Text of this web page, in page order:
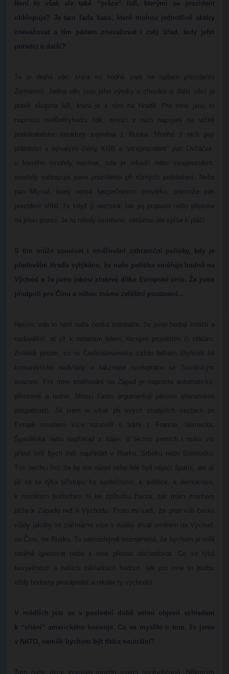
Není to však ale také “práce“ lidí, kterými se prezident
obklopuje? Je tam řada kaus, které mohou jednotlivé aktéry
znevažovat a tím pádem znevažovat i celý úřad, tedy jeho
poradci a další?
To je druhá věc, která mi hodně vadí na našem prezidentu
Zemanovi. Jedna věc jsou jeho výroky a chování a další věcí je
právě skupina lidí, která je s ním na Hradě. Pro mne jsou to
naprosto nedůvěryhodní lidé, mnozí z nich napojeni na určité
podnikatelské struktury zejména z Ruska. Mnohé z nich pojí
přátelství s bývalými členy KGB a “viceprezident“ pan Ovčáček,
u kterého mnohdy nevíme, zda je mluvčí nebo viceprezident,
mnohdy nahrazuje pana prezidenta při různých prohlášení. Nebo
pan Mlynář, který nemá bezpečnostní prověrku, přestože pan
prezident slíbil, že když jí nezíská, tak jej propustí nebo přesune
na jinou pozici. Je to někdy úsměvné, většinou ale spíše k pláči.
S tím může souviset i směřování zahraniční politiky, kdy je
především Hradu vytýkáno, že naše politika směřuje hodně na
Východ a že jsme jakési zlobivé dítko Evropské unie. Že jsme
předpolí pro Čínu a vůbec máme zvláštní postavení...
Nevím, zda to není naše česká mentalita, že jsme hodně kritičtí a
nedůvěřiví, ať již k ostatním lidem, různým projektům či státům.
Zvláště potom, co si Československo zažilo během čtyřiceti let
komunistické nadvlády a takzvané spolupráce se Sovětským
svazem. Pro mne směřování na Západ je naprosto automatické,
přirozené a nutné. Mnozí často argumentují jakousi slovanskou
pospolitostí. Já jsem si však při svých studijních cestách po
Evropě mnohem více rozuměl s lidmi z Francie, Německa,
Španělska nebo například z Itálie. V těchto zemích i mám víc
přátel než bych měl například v Rusku, Srbsku nebo Bělorusku.
Tím nechci říci, že by ten národ nebo lidé byli nějací špatní, ale ať
již se to týká přístupu ke společnosti, k politice, k demokracii,
k morálním hodnotám či ke způsobu života, tak mám mnohem
blíže k Západu než k Východu. Proto mi vadí, že proti vůli české
vlády jakoby se začínáme více s nadějí dívat směrem na Východ,
na Čínu, na Rusko. To samozřejmě neznamená, že bychom je měli
totálně ignorovat nebo s nimi přestat obchodovat. Co se týká
bezpečnosti a našich základních hodnot, tak pro mne to budou
vždy hodnoty prozápadní a nikoliv ty východní.
V médiích jste se v poslední době velmi objevil vzhledem
k “vítání“ amerického konvoje. Co se myslíte o tom, že jsme
v NATO, neměli bychom být třeba neutrální?
Tato naše akce vyvolala mnoho reakcí spoluobčanů. Některým